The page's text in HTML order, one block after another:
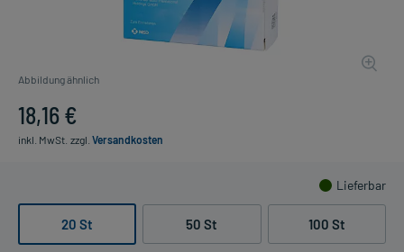
Abbildung ähnlich
18,16 €
inkl. MwSt. zzgl. Versandkosten
Lieferbar
20 St 50 St 100 St